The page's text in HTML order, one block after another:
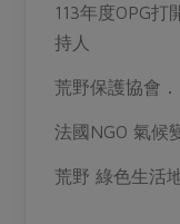
113年度OPG
持人
荒野保護協會
法國NGO 氣候
荒野 綠色生活